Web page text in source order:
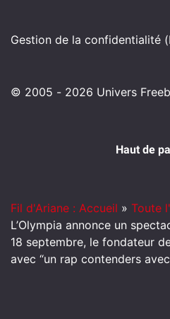
Gestion de la confidentialité
© 2005 - 2026 Univers
Haut de
Fil d'Ariane : Accueil » Toute
L’Olympia annonce un
18 septembre, le fondateur
avec “un rap contenders avec